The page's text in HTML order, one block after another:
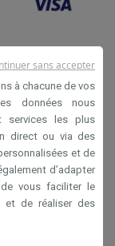
à chacune de vos
données nous
services les plus
direct ou via des
et de
d’adapter
vous faciliter le
et de réaliser des
sans accepter